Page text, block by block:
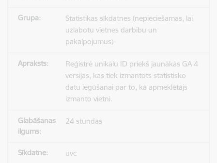
Statistikas sīkdatnes (nepieciešamas, lai
uzlabotu vietnes darbību un
pakalpojumus)
Reģistrē unikālu ID priekš jaunākās GA 4
versijas, kas tiek izmantots statistisko
datu iegūšanai par to, kā apmeklētājs
izmanto vietni.
24 stundas
uvc